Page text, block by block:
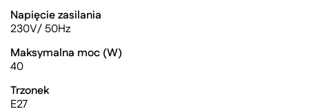
Napięcie zasilania
230V/ 50Hz
Maksymalna moc (W)
40
Trzonek
E27